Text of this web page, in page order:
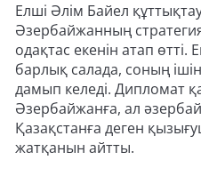
Елші Әлім Байел
Әзербайжанның
одақтас екенін атап
барлық салада, соның
дамып келеді. Дипломат
Әзербайжанға, ал
Қазақстанға деген
жатқанын айтты.